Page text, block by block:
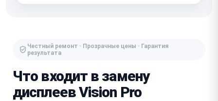
Честный ремонт · Прозрачные цены · Гарантия
результата
Что входит в замену
дисплеев Vision Pro